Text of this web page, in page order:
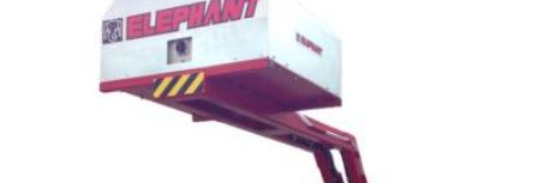
Palonnier à ventouses retourneur 180°